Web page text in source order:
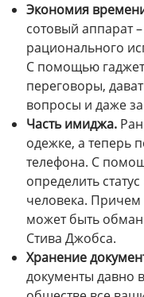
Экономия
сотовый аппарат
рационального
С помощью
переговоры,
вопросы и даже
Часть имиджа.
одежке, а теперь
телефона. С
определить
человека.
может быть
Стива Джобса.
Хранение
документы